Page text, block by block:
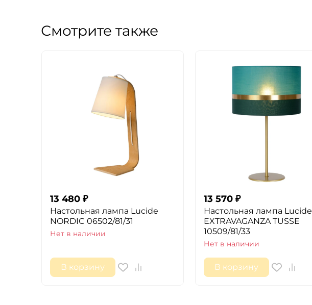
Смотрите также
13 480 ₽
Настольная лампа Lucide
NORDIC 06502/81/31
Нет в наличии
В корзину
13 570 ₽
Настольная лампа Lucide
EXTRAVAGANZA TUSSE
10509/81/33
Нет в наличии
В корзину